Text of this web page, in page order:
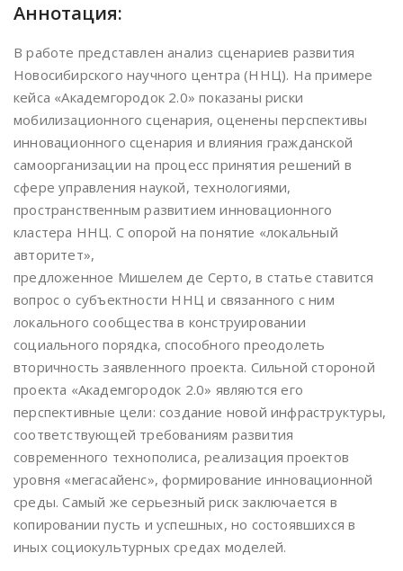
Аннотация:
В работе представлен анализ сценариев развития
Новосибирского научного центра (ННЦ). На примере
кейса «Академгородок 2.0» показаны риски
мобилизационного сценария, оценены перспективы
инновационного сценария и влияния гражданской
самоорганизации на процесс принятия решений в
сфере управления наукой, технологиями,
пространственным развитием инновационного
кластера ННЦ. С опорой на понятие «локальный
авторитет»,
предложенное Мишелем де Серто, в статье ставится
вопрос о субъектности ННЦ и связанного с ним
локального сообщества в конструировании
социального порядка, способного преодолеть
вторичность заявленного проекта. Сильной стороной
проекта «Академгородок 2.0» являются его
перспективные цели: создание новой инфраструктуры,
соответствующей требованиям развития
современного технополиса, реализация проектов
уровня «мегасайенс», формирование инновационной
среды. Самый же серьезный риск заключается в
копировании пусть и успешных, но состоявшихся в
иных социокультурных средах моделей.